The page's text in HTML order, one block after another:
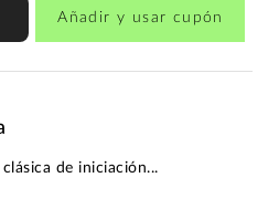
Añadir y usar cupón
de iniciación...